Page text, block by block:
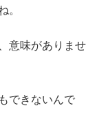
。
意味がありませ
できないんで